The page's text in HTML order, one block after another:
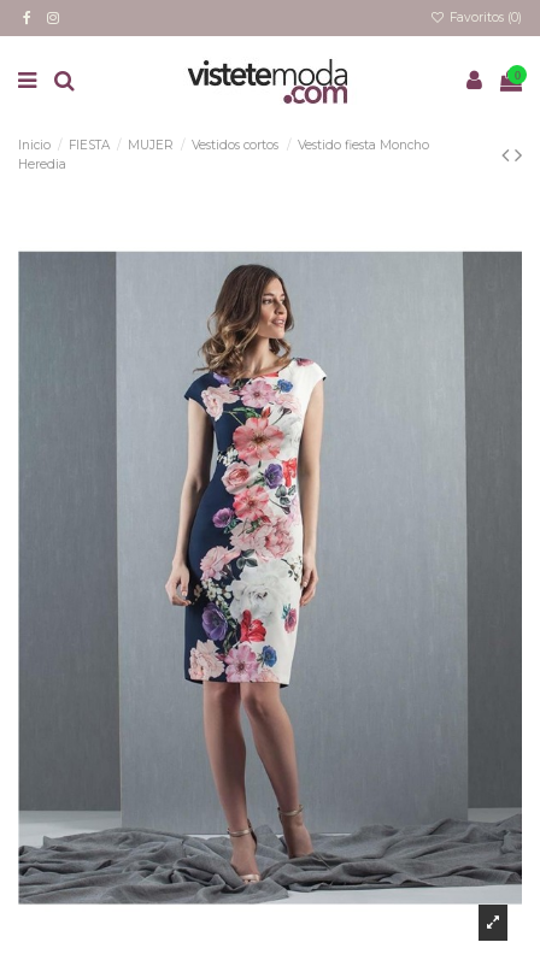
Favoritos (0)
0
Inicio FIESTA MUJER Vestidos cortos
Vestido fiesta Moncho
Heredia